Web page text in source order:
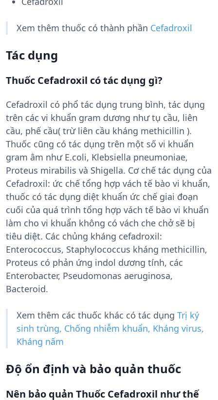
Xem thêm thuốc có thành phần Cefadroxil
Tác dụng
Thuốc Cefadroxil có tác dụng gì?
Cefadroxil có phổ tác dụng trung bình, tác dụng
trên các vi khuẩn gram dương như tụ cầu, liên
cầu, phế cầu( trừ liên cầu kháng methicillin ).
Thuốc cũng có tác dụng trên một số vi khuẩn
gram âm như E.coli, Klebsiella pneumoniae,
Proteus mirabilis và Shigella. Cơ chế tác dụng của
Cefadroxil: ức chế tổng hợp vách tế bào vi khuẩn,
thuốc có tác dụng diệt khuẩn ức chế giai đoạn
cuối của quá trình tổng hợp vách tế bào vi khuẩn
làm cho vi khuẩn không có vách che chở sẽ bị
tiêu diệt. Các chủng kháng cefadroxil:
Enterococcus, Staphylococcus kháng methicillin,
Proteus có phản ứng indol dương tính, các
Enterobacter, Pseudomonas aeruginosa,
Bacteroid.
Xem thêm các thuốc khác có tác dụng Trị ký
sinh trùng, Chống nhiễm khuẩn, Kháng virus,
Kháng nấm
Độ ổn định và bảo quản thuốc
Nên bảo quản Thuốc Cefadroxil như thế